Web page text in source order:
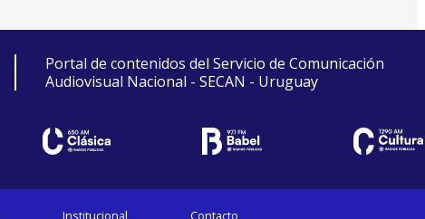
Portal de contenidos del Servicio de Comunicación
Audiovisual Nacional - SECAN - Uruguay
Institucional Contacto